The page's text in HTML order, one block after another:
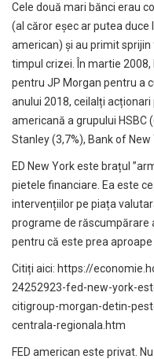
Cele două mari bănci erau
(al căror eșec ar putea
american) și au primit sprijin
timpul crizei. În martie
pentru JP Morgan pentru a
anului 2018, ceilalți acționari
americană a grupului HSBC
Stanley (3,7%), Bank of New
ED New York este brațul
pietele financiare. Ea este
intervențiilor pe piața
programe de răscumpărare
pentru că este prea
Citiți aici: https://
24252923-fed-new-york-
citigroup-morgan-detin-
centrala-regionala.htm
FED american este privat.